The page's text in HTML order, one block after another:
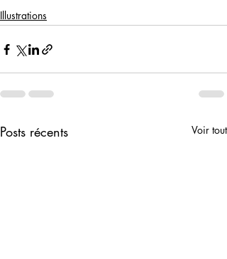
Illustrations
Posts récents Voir tout